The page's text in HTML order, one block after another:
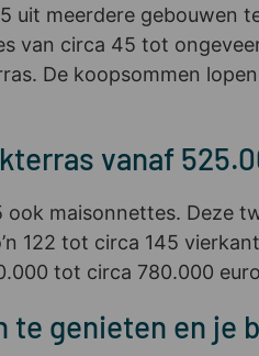
uit meerdere gebouwen
van circa 45 tot
De koopsommen
vanaf
maisonnettes. Deze
122 tot circa 145
tot circa 780.000
te genieten en je